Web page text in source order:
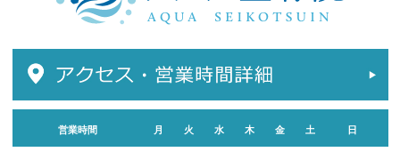
営業時間 月 火 水 木 金 土 日